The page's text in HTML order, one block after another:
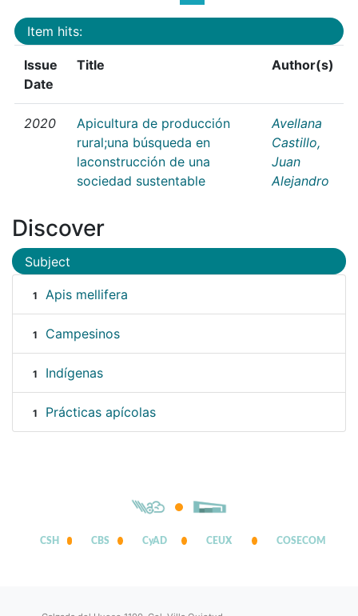
Item hits:
Issue
Date
Title Author(s)
2020
Apicultura de producción
rural;una búsqueda en
laconstrucción de una
sociedad sustentable
Avellana
Castillo,
Juan
Alejandro
Discover
Subject
1 Apis mellifera
1 Campesinos
1 Indígenas
1 Prácticas apícolas
CSH CBS CyAD CEUX COSECOM